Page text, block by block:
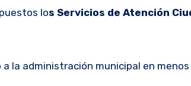
los Servicios de Atención
la administración municipal en